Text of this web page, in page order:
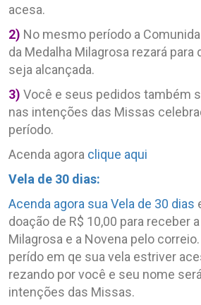
acesa.
2) No mesmo período a
da Medalha Milagrosa rezará para
seja alcançada.
3) Você e seus pedidos também
nas intenções das Missas
período.
Acenda agora clique aqui
Vela de 30 dias:
Acenda agora sua Vela de 30 dias
doação de R$ 10,00 para receber
Milagrosa e a Novena pelo
perído em qe sua vela estriver
rezando por você e seu nome
intenções das Missas.